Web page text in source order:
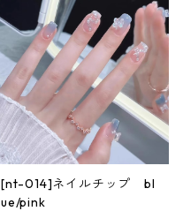
[nt-014]ネイルチップ bl
ue/pink